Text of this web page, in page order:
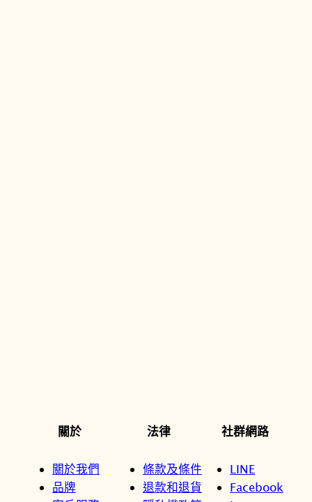
關於
關於我們
品牌
法律
條款及條件
退款和退貨
社群網路
LINE
Facebook